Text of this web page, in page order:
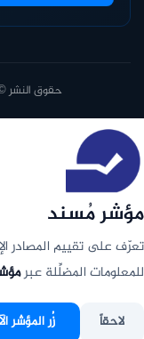
حقوق النشر
مؤشر مُسند
تعرّف على تقييم المصادر
للمعلومات المضلِّلة عبر
لاحقاً زُر المؤشر